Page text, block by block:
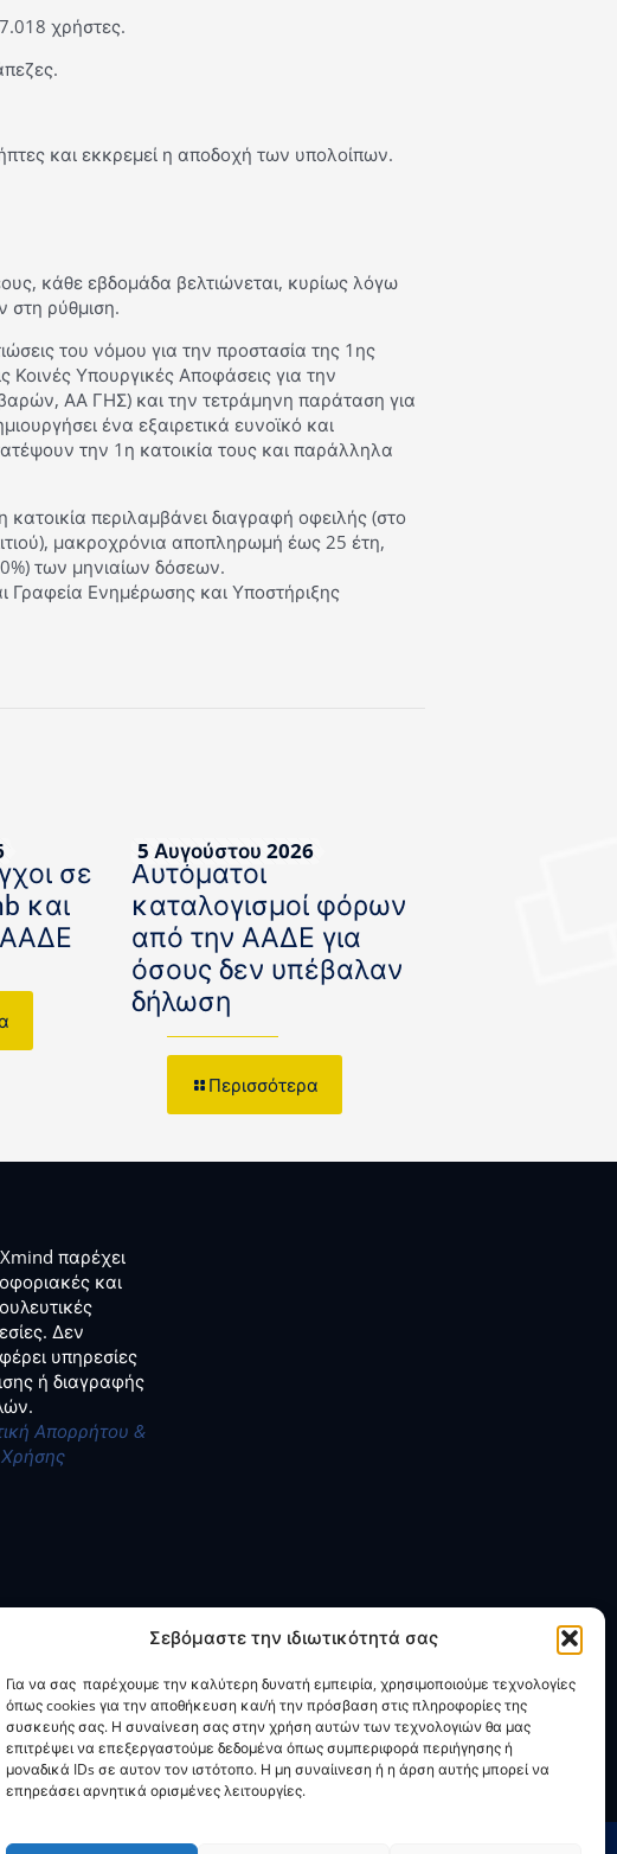
Σεβόμαστε την ιδιωτικότητά σας
Για να σας παρέχουμε την καλύτερη δυνατή εμπειρία, χρησιμοποιούμε τεχνολογίες
όπως cookies για την αποθήκευση και/ή την πρόσβαση στις πληροφορίες της
συσκευής σας. Η συναίνεση σας στην χρήση αυτών των τεχνολογιών θα μας
επιτρέψει να επεξεργαστούμε δεδομένα όπως συμπεριφορά περιήγησης ή
μοναδικά IDs σε αυτον τον ιστότοπο. Η μη συναίινεση ή η άρση αυτής μπορεί να
επηρεάσει αρνητικά ορισμένες λειτουργίες.
χρήστες.
και εκκρεμεί η αποδοχή των υπολοίπων.
κάθε εβδομάδα βελτιώνεται, κυρίως λόγω
στη ρύθμιση.
του νόμου για την προστασία της 1ης
Κοινές Υπουργικές Αποφάσεις για την
ΑΑ ΓΗΣ) και την τετράμηνη παράταση για
ένα εξαιρετικά ευνοϊκό και
την 1η κατοικία τους και παράλληλα
περιλαμβάνει διαγραφή οφειλής (στο
μακροχρόνια αποπληρωμή έως 25 έτη,
των μηνιαίων δόσεων.
Γραφεία Ενημέρωσης και Υποστήριξης
σε
και
5 Αυγούστου 2026
Αυτόματοι
καταλογισμοί φόρων
από την ΑΑΔΕ για
όσους δεν υπέβαλαν
δήλωση
Περισσότερα
παρέχει
και
Δεν
υπηρεσίες
ή διαγραφής
Απορρήτου &